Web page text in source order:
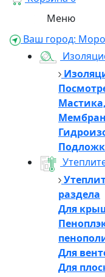
Меню
Ваш город:
раздела
Для
Для
Для